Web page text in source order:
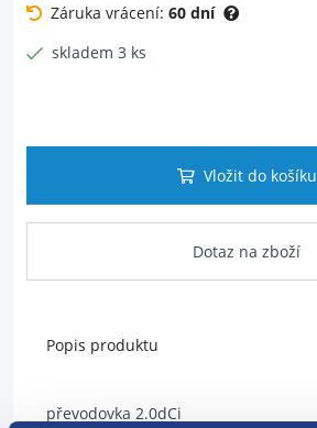
Záruka vrácení: 60 dní
skladem 3 ks
Vložit do košíku
Dotaz na zboží
Popis produktu
převodovka 2.0dCi